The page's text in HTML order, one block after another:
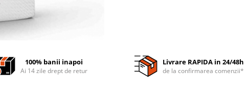
100% banii inapoi
Ai 14 zile drept de retur
Livrare RAPIDA in 24/48h
de la confirmarea comenzii*